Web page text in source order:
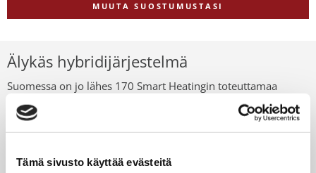
Tämä sivusto käyttää evästeitä
MUUTA SUOSTUMUSTASI
Älykäs hybridijärjestelmä
Suomessa on jo lähes 170 Smart Heatingin toteuttamaa
kohdetta, joissa hyödynnetään useita eri lämmönlähteitä.
Kilpailuun valittu järjestelmä soveltuu erityisesti ahtaille
kantakaupungin tonteille.
Kyseinen järjestelmä mahdollistaisi tarvittaessa myös